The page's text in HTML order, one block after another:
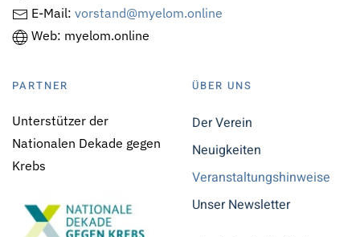
E-Mail: vorstand@myelom.online
Web: myelom.online
PARTNER
Unterstützer der
Nationalen Dekade gegen
Krebs
ÜBER UNS
Der Verein
Neuigkeiten
Veranstaltungshinweise
Unser Newsletter